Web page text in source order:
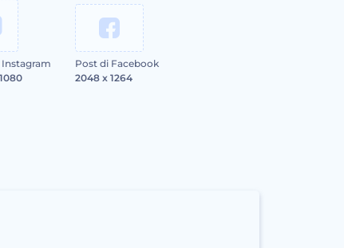
Post di Facebook
2048 x 1264